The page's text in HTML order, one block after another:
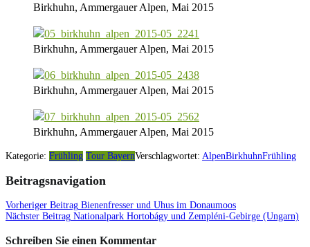
Birkhuhn, Ammergauer Alpen, Mai 2015
Birkhuhn, Ammergauer Alpen, Mai 2015
Birkhuhn, Ammergauer Alpen, Mai 2015
Birkhuhn, Ammergauer Alpen, Mai 2015
Kategorie: Frühling Tour BayernVerschlagwortet: AlpenBirkhuhnFrühling
Beitragsnavigation
Vorheriger Beitrag Bienenfresser und Uhus im Donaumoos
Nächster Beitrag Nationalpark Hortobágy und Zempléni-Gebirge (Ungarn)
Schreiben Sie einen Kommentar